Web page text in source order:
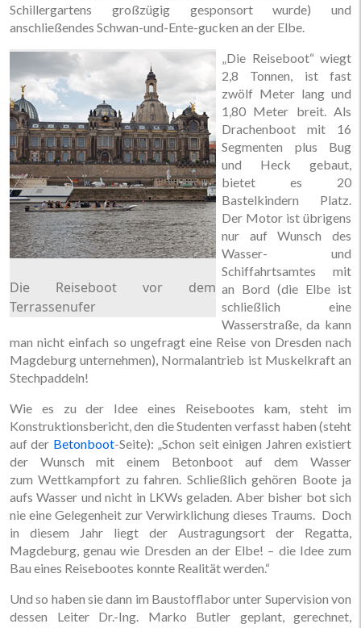
Schillergartens großzügig gesponsort wurde) und
anschließendes Schwan-und-Ente-gucken an der Elbe.
Die Reiseboot vor dem
Terrassenufer
„Die Reiseboot“ wiegt
2,8 Tonnen, ist fast
zwölf Meter lang und
1,80 Meter breit. Als
Drachenboot mit 16
Segmenten plus Bug
und Heck gebaut,
bietet es 20
Bastelkindern Platz.
Der Motor ist übrigens
nur auf Wunsch des
Wasser- und
Schiffahrtsamtes mit
an Bord (die Elbe ist
schließlich eine
Wasserstraße, da kann
man nicht einfach so ungefragt eine Reise von Dresden nach
Magdeburg unternehmen), Normalantrieb ist Muskelkraft an
Stechpaddeln!
Wie es zu der Idee eines Reisebootes kam, steht im
Konstruktionsbericht, den die Studenten verfasst haben (steht
auf der Betonboot-Seite): „Schon seit einigen Jahren existiert
der Wunsch mit einem Betonboot auf dem Wasser
zum Wettkampfort zu fahren. Schließlich gehören Boote ja
aufs Wasser und nicht in LKWs geladen. Aber bisher bot sich
nie eine Gelegenheit zur Verwirklichung dieses Traums. Doch
in diesem Jahr liegt der Austragungsort der Regatta,
Magdeburg, genau wie Dresden an der Elbe! – die Idee zum
Bau eines Reisebootes konnte Realität werden.“
Und so haben sie dann im Baustofflabor unter Supervision von
dessen Leiter Dr.-Ing. Marko Butler geplant, gerechnet,